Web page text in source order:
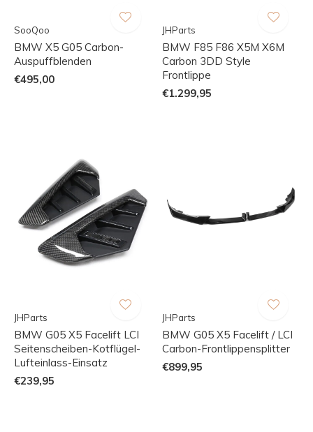
SooQoo
BMW X5 G05 Carbon-
Auspuffblenden
€495,00
JHParts
BMW F85 F86 X5M X6M
Carbon 3DD Style
Frontlippe
€1.299,95
JHParts
BMW G05 X5 Facelift LCI
Seitenscheiben-Kotflügel-
Lufteinlass-Einsatz
€239,95
JHParts
BMW G05 X5 Facelift / LCI
Carbon-Frontlippensplitter
€899,95